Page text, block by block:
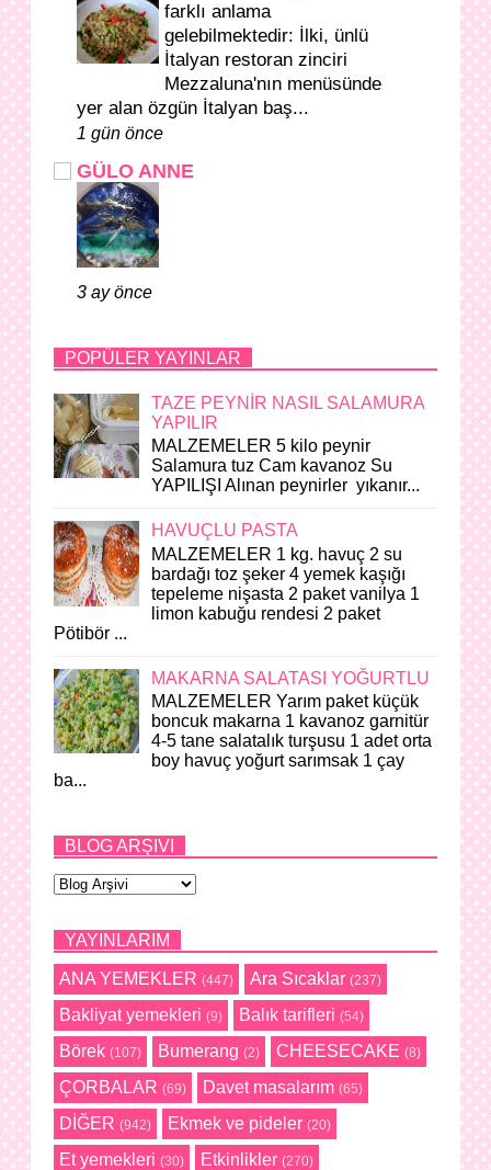
farklı anlama
gelebilmektedir: İlki, ünlü
İtalyan restoran zinciri
Mezzaluna'nın menüsünde
yer alan özgün İtalyan baş...
1 gün önce
GÜLO ANNE
3 ay önce
POPÜLER YAYINLAR
TAZE PEYNİR NASIL SALAMURA
YAPILIR
MALZEMELER 5 kilo peynir
Salamura tuz Cam kavanoz Su
YAPILIŞI Alınan peynirler yıkanır...
HAVUÇLU PASTA
MALZEMELER 1 kg. havuç 2 su
bardağı toz şeker 4 yemek kaşığı
tepeleme nişasta 2 paket vanilya 1
limon kabuğu rendesi 2 paket
Pötibör ...
MAKARNA SALATASI YOĞURTLU
MALZEMELER Yarım paket küçük
boncuk makarna 1 kavanoz garnitür
4-5 tane salatalık turşusu 1 adet orta
boy havuç yoğurt sarımsak 1 çay
ba...
BLOG ARŞIVI
YAYINLARIM
ANA YEMEKLER (447) Ara Sıcaklar (237)
Bakliyat yemekleri (9) Balık tarifleri (54)
Börek (107) Bumerang (2) CHEESECAKE (8)
ÇORBALAR (69) Davet masalarım (65)
DİĞER (942) Ekmek ve pideler (20)
Et yemekleri (30) Etkinlikler (270)